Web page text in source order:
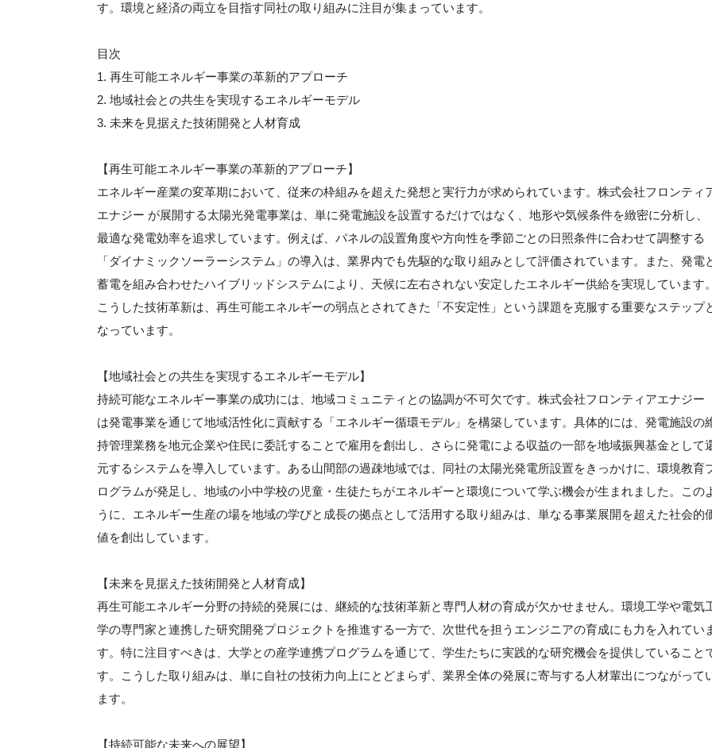
す。環境と経済の両立を目指す同社の取り組みに注目が集まっています。
目次
1. 再生可能エネルギー事業の革新的アプローチ
2. 地域社会との共生を実現するエネルギーモデル
3. 未来を見据えた技術開発と人材育成
【再生可能エネルギー事業の革新的アプローチ】
エネルギー産業の変革期において、従来の枠組みを超えた発想と実行力が求められています。株式会社フロンティ
エナジー が展開する太陽光発電事業は、単に発電施設を設置するだけではなく、地形や気候条件を緻密に分析し、
最適な発電効率を追求しています。例えば、パネルの設置角度や方向性を季節ごとの日照条件に合わせて調整する
「ダイナミックソーラーシステム」の導入は、業界内でも先駆的な取り組みとして評価されています。また、発電
蓄電を組み合わせたハイブリッドシステムにより、天候に左右されない安定したエネルギー供給を実現しています
こうした技術革新は、再生可能エネルギーの弱点とされてきた「不安定性」という課題を克服する重要なステップ
なっています。
【地域社会との共生を実現するエネルギーモデル】
持続可能なエネルギー事業の成功には、地域コミュニティとの協調が不可欠です。株式会社フロンティアエナジー
は発電事業を通じて地域活性化に貢献する「エネルギー循環モデル」を構築しています。具体的には、発電施設の
持管理業務を地元企業や住民に委託することで雇用を創出し、さらに発電による収益の一部を地域振興基金として
元するシステムを導入しています。ある山間部の過疎地域では、同社の太陽光発電所設置をきっかけに、環境教育
ログラムが発足し、地域の小中学校の児童・生徒たちがエネルギーと環境について学ぶ機会が生まれました。この
うに、エネルギー生産の場を地域の学びと成長の拠点として活用する取り組みは、単なる事業展開を超えた社会的
値を創出しています。
【未来を見据えた技術開発と人材育成】
再生可能エネルギー分野の持続的発展には、継続的な技術革新と専門人材の育成が欠かせません。環境工学や電気
学の専門家と連携した研究開発プロジェクトを推進する一方で、次世代を担うエンジニアの育成にも力を入れてい
す。特に注目すべきは、大学との産学連携プログラムを通じて、学生たちに実践的な研究機会を提供していること
す。こうした取り組みは、単に自社の技術力向上にとどまらず、業界全体の発展に寄与する人材輩出につながって
ます。
【持続可能な未来への展望】